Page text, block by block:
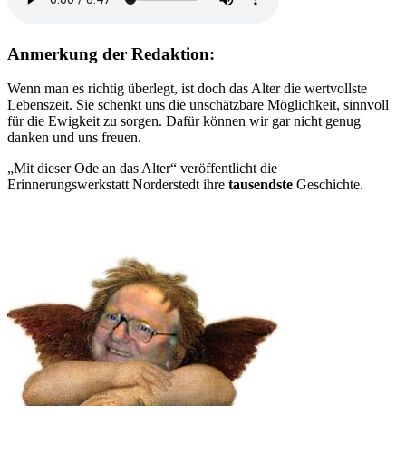
Anmerkung der Redaktion:
Wenn man es richtig überlegt, ist doch das Alter die wertvollste
Lebenszeit. Sie schenkt uns die unschätzbare Möglichkeit, sinnvoll
für die Ewigkeit zu sorgen. Dafür können wir gar nicht genug
danken und uns freuen.
Mit dieser Ode an das Alter
veröffentlicht die
Erinnerungswerkstatt Norderstedt ihre tausendste Geschichte.